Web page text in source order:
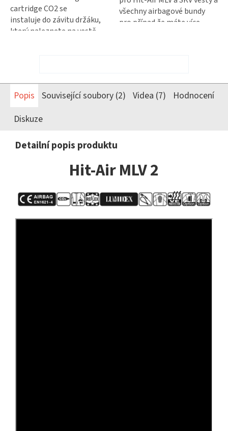
cartridge CO2 se
instaluje do závitu držáku,
který naleznete na vestě,
všechny airbagové bundy
pro případ že máte více
Popis Související soubory (2) Videa (7)
Hodnocení
Diskuze
Detailní popis produktu
Hit-Air MLV 2